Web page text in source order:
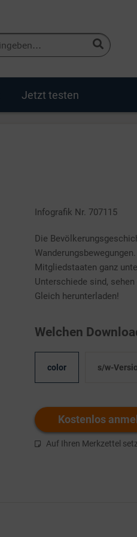
Jetzt testen
Infografik Nr. 707115
Die
Mitgliedstaaten ganz
Unterschiede sind,
Gleich herunterladen!
Welchen
color s/w-
Kostenlos
Auf Ihren Merkzettel